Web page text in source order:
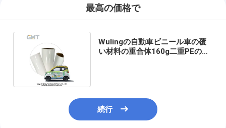
最高の価格で
Wulingの自動車ビニール車の覆
い材料の重合体160g二重PEの上
続行